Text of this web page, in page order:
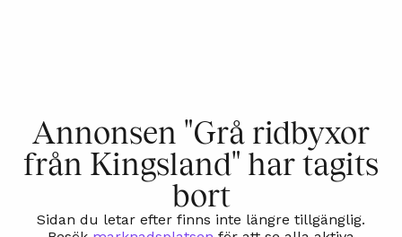
Annonsen "Grå ridbyxor
från Kingsland" har tagits
bort
Sidan du letar efter finns inte längre tillgänglig.